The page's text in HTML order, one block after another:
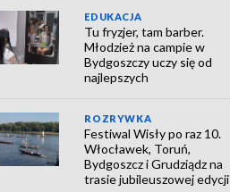
EDUKACJA
Tu fryzjer, tam barber.
Młodzież na campie w
Bydgoszczy uczy się od
najlepszych
ROZRYWKA
Festiwal Wisły po raz 10.
Włocławek, Toruń,
Bydgoszcz i Grudziądz na
trasie jubileuszowej edycji